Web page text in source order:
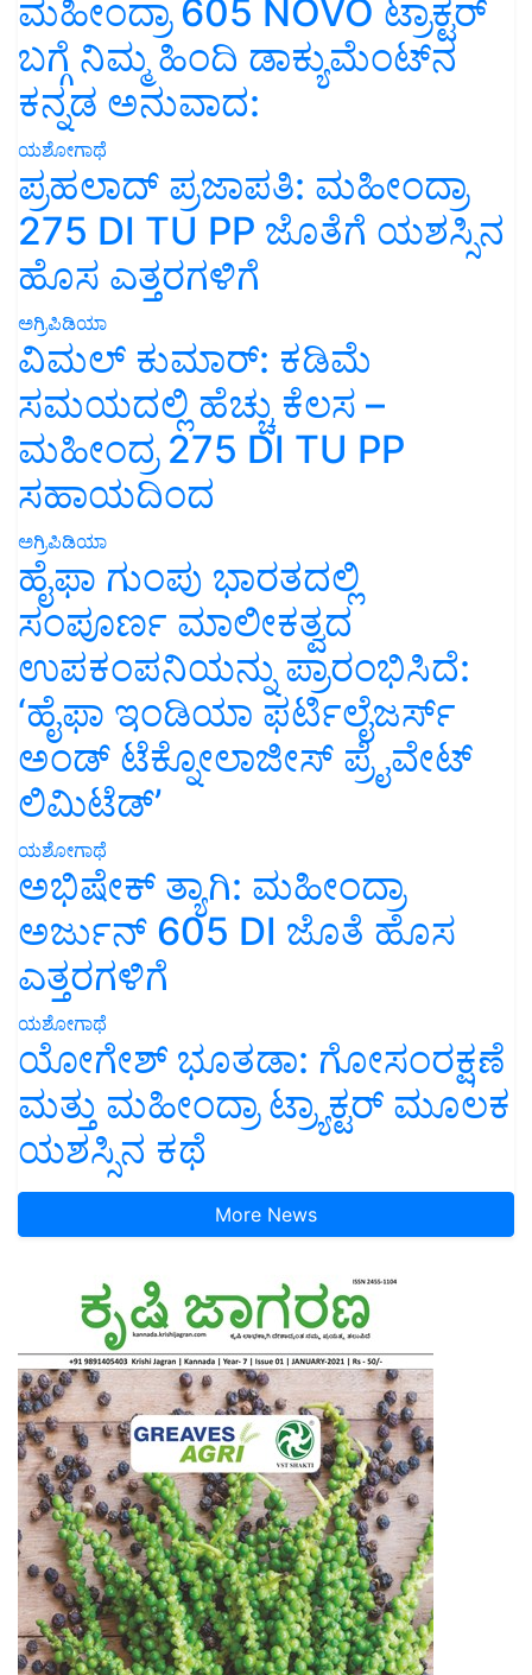
ಮಹೀಂದ್ರಾ 605 NOVO ಟ್ರಾಕ್ಟರ್
ಬಗ್ಗೆ ನಿಮ್ಮ ಹಿಂದಿ ಡಾಕ್ಯುಮೆಂಟ್‌ನ
ಕನ್ನಡ ಅನುವಾದ:
ಯಶೋಗಾಥೆ
ಪ್ರಹಲಾದ್ ಪ್ರಜಾಪತಿ: ಮಹೀಂದ್ರಾ
275 DI TU PP ಜೊತೆಗೆ ಯಶಸ್ಸಿನ
ಹೊಸ ಎತ್ತರಗಳಿಗೆ
ಅಗ್ರಿಪಿಡಿಯಾ
ವಿಮಲ್ ಕುಮಾರ್: ಕಡಿಮೆ
ಸಮಯದಲ್ಲಿ ಹೆಚ್ಚು ಕೆಲಸ –
ಮಹೀಂದ್ರ 275 DI TU PP
ಸಹಾಯದಿಂದ
ಅಗ್ರಿಪಿಡಿಯಾ
ಹೈಫಾ ಗುಂಪು ಭಾರತದಲ್ಲಿ
ಸಂಪೂರ್ಣ ಮಾಲೀಕತ್ವದ
ಉಪಕಂಪನಿಯನ್ನು ಪ್ರಾರಂಭಿಸಿದೆ:
‘ಹೈಫಾ ಇಂಡಿಯಾ ಫರ್ಟಿಲೈಜರ್ಸ್
ಅಂಡ್ ಟೆಕ್ನೋಲಾಜೀಸ್ ಪ್ರೈವೇಟ್
ಲಿಮಿಟೆಡ್’
ಯಶೋಗಾಥೆ
ಅಭಿಷೇಕ್ ತ್ಯಾಗಿ: ಮಹೀಂದ್ರಾ
ಅರ್ಜುನ್ 605 DI ಜೊತೆ ಹೊಸ
ಎತ್ತರಗಳಿಗೆ
ಯಶೋಗಾಥೆ
ಯೋಗೇಶ್ ಭೂತಡಾ: ಗೋಸಂರಕ್ಷಣೆ
ಮತ್ತು ಮಹೀಂದ್ರಾ ಟ್ರ್ಯಾಕ್ಟರ್ ಮೂಲಕ
ಯಶಸ್ಸಿನ ಕಥೆ
More News